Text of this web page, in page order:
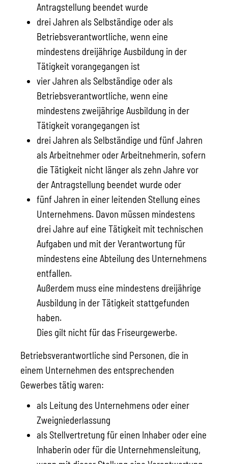
Antragstellung beendet wurde
drei Jahren als Selbständige oder als
Betriebsverantwortliche, wenn eine
mindestens dreijährige Ausbildung in der
Tätigkeit vorangegangen ist
vier Jahren als Selbständige oder als
Betriebsverantwortliche, wenn eine
mindestens zweijährige Ausbildung in der
Tätigkeit vorangegangen ist
drei Jahren als Selbständige und fünf Jahren
als Arbeitnehmer oder Arbeitnehmerin, sofern
die Tätigkeit nicht länger als zehn Jahre vor
der Antragstellung beendet wurde oder
fünf Jahren in einer leitenden Stellung eines
Unternehmens. Davon müssen mindestens
drei Jahre auf eine Tätigkeit mit technischen
Aufgaben und mit der Verantwortung für
mindestens eine Abteilung des Unternehmens
entfallen.
Außerdem muss eine mindestens dreijährige
Ausbildung in der Tätigkeit stattgefunden
haben.
Dies gilt nicht für das Friseurgewerbe.
Betriebsverantwortliche sind Personen, die in
einem Unternehmen des entsprechenden
Gewerbes tätig waren:
als Leitung des Unternehmens oder einer
Zweigniederlassung
als Stellvertretung für einen Inhaber oder eine
Inhaberin oder für die Unternehmensleitung,